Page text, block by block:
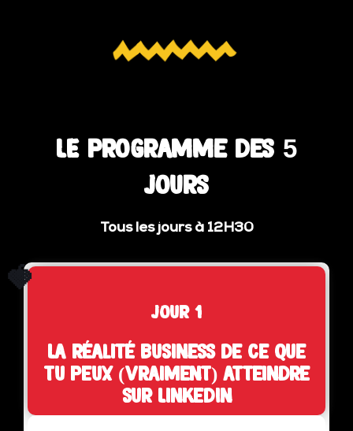
LE programme des 5
jours
Tous les jours à 12H30
🍓
jour 1
La réalité business de ce que
tu peux (vraiment) atteindre
sur LinkedIn